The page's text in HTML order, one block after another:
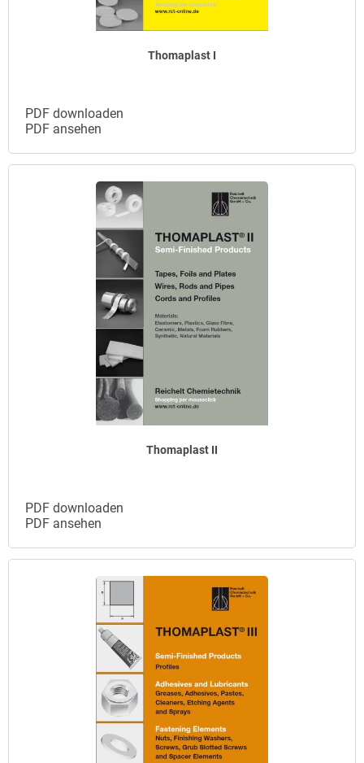
Thomaplast I
PDF downloaden
PDF ansehen
Thomaplast II
PDF downloaden
PDF ansehen